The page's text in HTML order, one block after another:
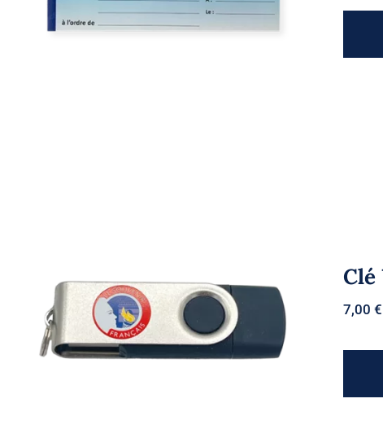
Clé USB
Clé
7,00 €